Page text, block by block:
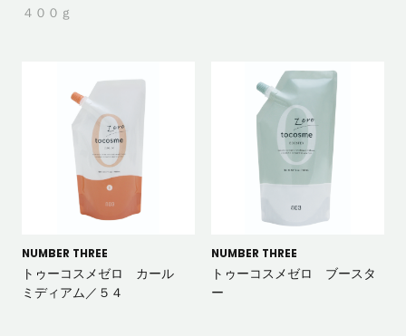
４００ｇ
NUMBER THREE
トゥーコスメゼロ カール
ミディアム／５４
NUMBER THREE
トゥーコスメゼロ ブースタ
ー